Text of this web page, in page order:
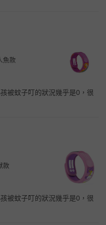
魚款
被蚊子叮的狀況幾乎是0，很
款
被蚊子叮的狀況幾乎是0，很